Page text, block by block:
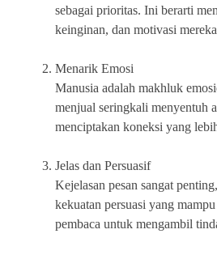
sebagai prioritas. Ini berarti
keinginan, dan motivasi
Menarik Emosi
Manusia adalah makhluk
menjual seringkali menyentuh
menciptakan koneksi yang
Jelas dan Persuasif
Kejelasan pesan sangat
kekuatan persuasi yang
pembaca untuk mengambil